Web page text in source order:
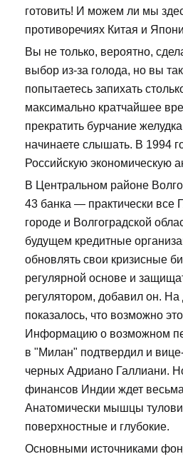
готовить! И можем ли мы
противоречиях Китая и
Вы не только, вероятно,
выбор из-за голода, но вы
попытаетесь запихать
максимально кратчайшее
прекратить бурчание
начинаете слышать. В 1994
Российскую экономическую
В Центральном районе
43 банка — практически все
городе и Волгоградской
будущем кредитные
обновлять свои кризисные
регулярной основе и
регулятором, добавил он. На
показалось, что возможно
Информацию о возможном
в "Милан" подтвердил и
черных Адриано Галлиани.
финансов Индии ждет весьма
Анатомически мышцы
поверхностные и глубокие.
Основными источниками